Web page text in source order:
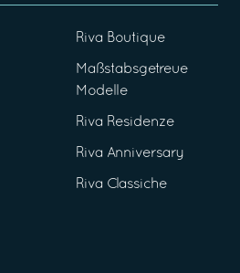
Riva Boutique
Maßstabsgetreue
Modelle
Riva Residenze
Riva Anniversary
Riva Classiche